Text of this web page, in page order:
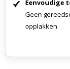
Eenvoudige
Geen
opplakken.